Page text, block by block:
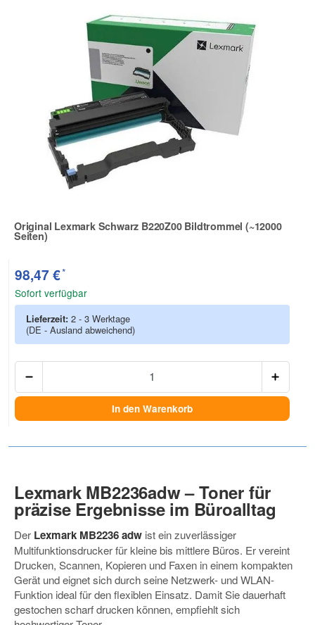
Original Lexmark Schwarz B220Z00 Bildtrommel (~12000
Seiten)
Zur Artikelbewertung
98,47 €*
Sofort verfügbar
Lieferzeit: 2 - 3 Werktage
(DE - Ausland abweichend)
In den Warenkorb
Lexmark MB2236adw – Toner für
präzise Ergebnisse im Büroalltag
Der Lexmark MB2236 adw ist ein zuverlässiger
Multifunktionsdrucker für kleine bis mittlere Büros. Er vereint
Drucken, Scannen, Kopieren und Faxen in einem kompakten
Gerät und eignet sich durch seine Netzwerk- und WLAN-
Funktion ideal für den flexiblen Einsatz. Damit Sie dauerhaft
gestochen scharf drucken können, empfiehlt sich